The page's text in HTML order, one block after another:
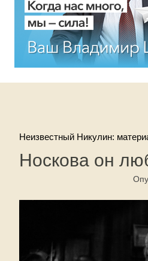
Неизвестный Никулин:
Носкова он